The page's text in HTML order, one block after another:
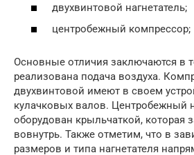
двухвинтовой нагнетатель;
центробежный компрессор;
Основные отличия заключаются в
реализована подача воздуха.
двухвинтовой имеют в своем
кулачковых валов. Центробежный
оборудован крыльчаткой, которая
вовнутрь. Также отметим, что в
размеров и типа нагнетателя